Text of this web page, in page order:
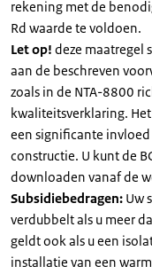
rekening met de
Rd waarde te voldoen.
Let op! deze maatregel
aan de beschreven
zoals in de NTA-8800
kwaliteitsverklaring.
een significante
constructie. U kunt de
downloaden vanaf de
Subsidiebedragen: Uw
verdubbelt als u meer
geldt ook als u een
installatie van een